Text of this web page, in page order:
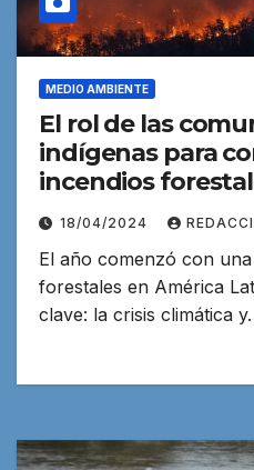
MEDIO AMBIENTE
El rol de las
indígenas para
incendios
fundamental
18/04/2024
El año comenzó con
forestales en América
clave: la crisis climática